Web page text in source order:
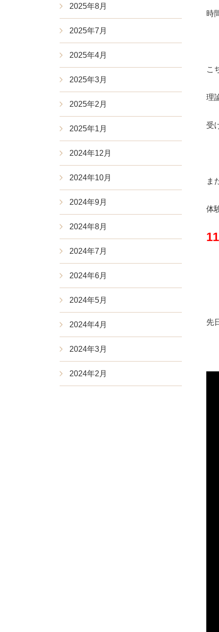
時
こ
理
受
ま
体
先
2025年8月
2025年7月
2025年4月
2025年3月
2025年2月
2025年1月
2024年12月
2024年10月
2024年9月
2024年8月
2024年7月
2024年6月
2024年5月
2024年4月
2024年3月
2024年2月